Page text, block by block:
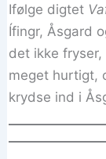
Ifølge digtet
Ífingr, Åsgard
det ikke
meget hurtigt,
krydse ind i